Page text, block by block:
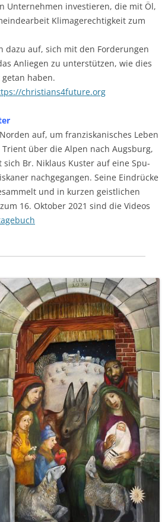
Unter­neh­men inves­tie­ren, die mit Öl,
Kli­ma­ge­rech­tig­keit zum
dazu auf, sich mit den For­de­run­gen
Anlie­gen zu unter­stüt­zen, wie dies
haben.
christians4future.org
auf, um fran­zis­ka­ni­sches Leben
über die Alpen nach Augs­burg,
sich Br. Niklaus Kus­ter auf eine Spu­
nach­ge­gan­gen. Sei­ne Ein­drü­cke
und in kur­zen geist­li­chen
16. Okto­ber 2021 sind die Vide­os